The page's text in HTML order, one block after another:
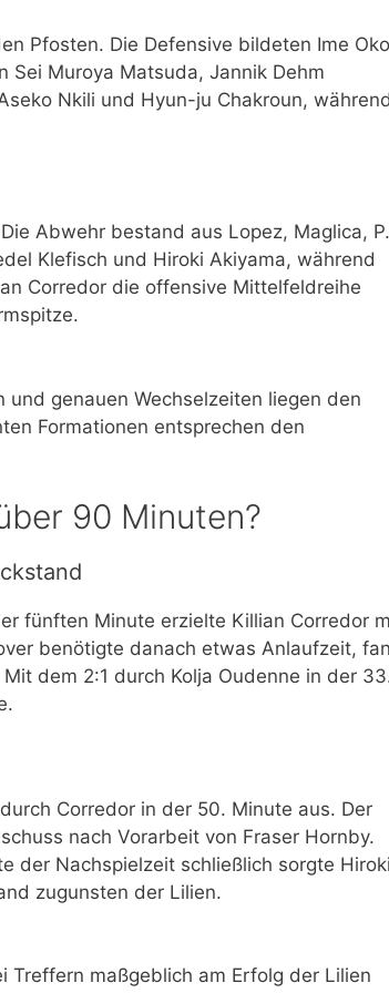
Pfosten. Die Defensive bildeten Ime
Sei Muroya Matsuda, Jannik Dehm
Nkili und Hyun-ju Chakroun, während
Abwehr bestand aus Lopez, Maglica, P.
Klefisch und Hiroki Akiyama, während
Corredor die offensive Mittelfeldreihe
genauen Wechselzeiten liegen den
Formationen entsprechen den
90 Minuten?
fünften Minute erzielte Killian Corredor
benötigte danach etwas Anlaufzeit,
dem 2:1 durch Kolja Oudenne in der
Corredor in der 50. Minute aus. Der
nach Vorarbeit von Fraser Hornby.
der Nachspielzeit schließlich sorgte Hiroki
zugunsten der Lilien.
Treffern maßgeblich am Erfolg der Lilien